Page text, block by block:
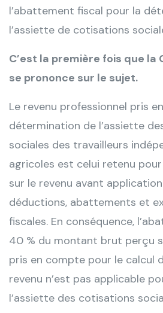
l’abattement fiscal pour la
l’assiette de cotisations
C’est la première fois que la
se prononce sur le sujet.
Le revenu professionnel pris
détermination de l’assiette
sociales des travailleurs
agricoles est celui retenu
sur le revenu avant
déductions, abattements et
fiscales. En conséquence,
40 % du montant brut perçu
pris en compte pour le calcul
revenu n’est pas applicable
l’assiette des cotisations